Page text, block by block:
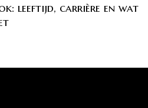
leeftijd, carrière en wat